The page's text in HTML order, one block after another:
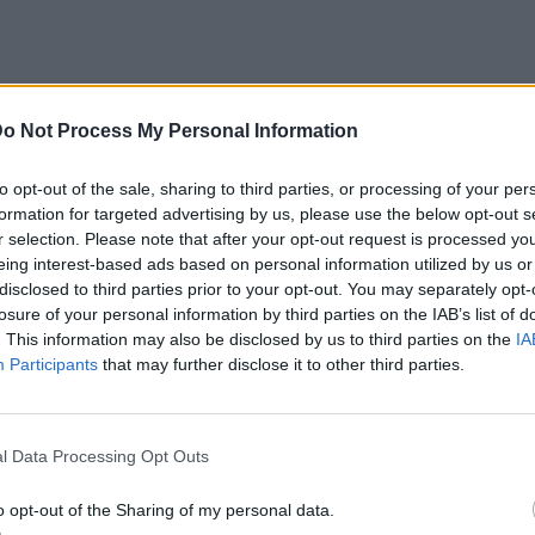
Not Process My Personal Information
opt-out of the sale, sharing to third parties, or processing of your
for targeted advertising by us, please use the below opt-out
selection. Please note that after your opt-out request is processed
interest-based ads based on personal information utilized by us
to third parties prior to your opt-out. You may separately
of your personal information by third parties on the IAB’s list of
This information may also be disclosed by us to third parties on the
Participants that may further disclose it to other third parties.
Data Processing Opt Outs
opt-out of the Sharing of my personal data.
2023 θα σημειωθεί η Φθινοπωρινή
που σημαίνει και επίσημα τον ερχομό
του 2023
επίσημα στις 23 Σεπτεμβρίου!
φθινοπώρου συμπίπτει με την έναρξη της
σύντροφο και την ευχαρίστηση, αυτή η
με την προτεραιότητα των σχέσεων και
εποχή της Παρθένου σας άγχωσε, η
να σας φέρει ξανά στα ίσια σας
συνεργασίες και οικοδόμηση νέων